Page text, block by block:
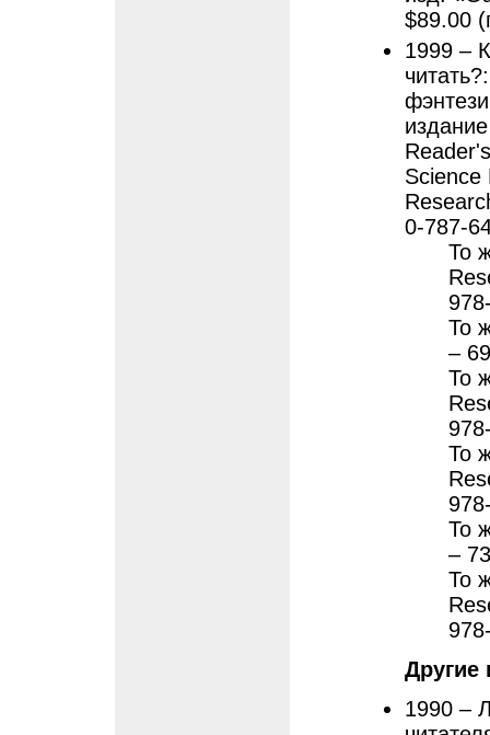
$89.00
1999 –
Science
0-787-
То
То
–
То
То
То
–
То
Другие
1990 –